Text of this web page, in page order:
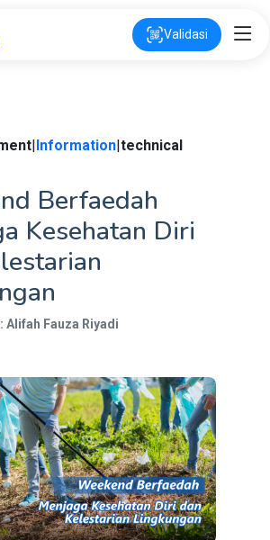
Validasi
|Information|technical
Berfaedah
Kesehatan Diri
: Alifah Fauza Riyadi